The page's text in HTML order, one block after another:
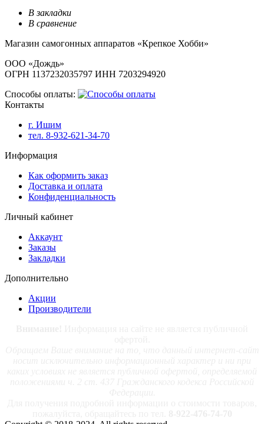
В закладки
В сравнение
Магазин самогонных аппаратов «Крепкое Хобби»
ООО «Дождь»
ОГРН 1137232035797 ИНН 7203294920
Способы оплаты:
Контакты
г. Ишим
тел. 8-932-621-34-70
Информация
Как оформить заказ
Доставка и оплата
Конфиденциальность
Личный кабинет
Аккаунт
Заказы
Закладки
Дополнительно
Акции
Производители